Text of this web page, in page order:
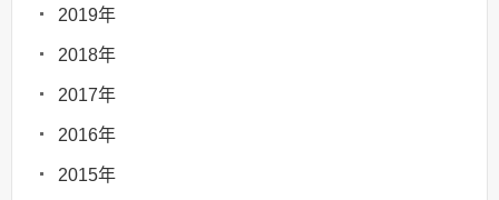
2019年
2018年
2017年
2016年
2015年